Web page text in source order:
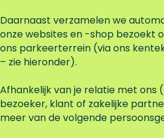
Daarnaast verzamelen we
onze websites en -shop bezoekt
ons parkeerterrein (via ons
– zie hieronder).
Afhankelijk van je relatie met ons
bezoeker, klant of zakelijke
meer van de volgende